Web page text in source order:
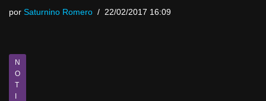
por Saturnino Romero 22/02/2017 16:09
N
O
T
I